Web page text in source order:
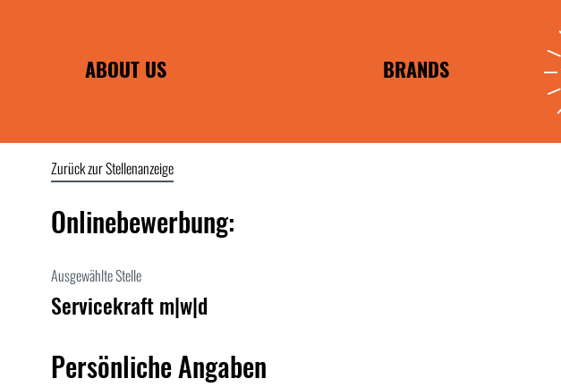
ABOUT US BRANDS
APOSTO
Zurück zur Stellenanzeige
Onlinebewerbung:
Ausgewählte Stelle
Servicekraft m|w|d
Persönliche Angaben